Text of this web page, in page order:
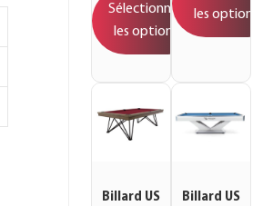
Sélectionner
les options
les options
Billard US
Billard US